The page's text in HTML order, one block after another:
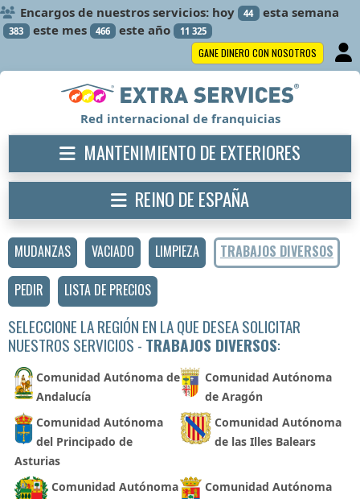
Encargos de nuestros servicios: hoy 44 esta semana
383 este mes 466 este año 11 325
GANE DINERO CON NOSOTROS
MUDANZAS VACIADO LIMPIEZA
TRABAJOS DIVERSOS
PEDIR
LISTA DE PRECIOS
SELECCIONE LA REGIÓN EN LA QUE DESEA SOLICITAR
NUESTROS SERVICIOS - TRABAJOS DIVERSOS:
Comunidad Autónoma de
Andalucía
Comunidad Autónoma
de Aragón
Comunidad Autónoma
del Principado de
Asturias
Comunidad Autónoma
de las Illes Balears
Comunidad Autónoma
Comunidad Autónoma
Red internacional de franquicias
MANTENIMIENTO DE EXTERIORES
REINO DE ESPAÑA